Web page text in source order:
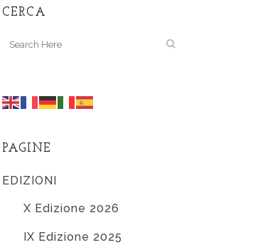
CERCA
PAGINE
EDIZIONI
X Edizione 2026
IX Edizione 2025